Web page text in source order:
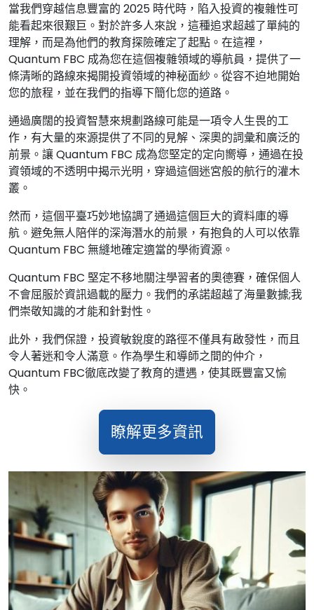
當我們穿越信息豐富的 2025 時代時，陷入投資的複雜性可
能看起來很艱巨。對於許多人來說，這種追求超越了單純的
理解，而是為他們的教育探險確定了起點。在這裡，
Quantum FBC 成為您在這個複雜領域的導航員，提供了一
條清晰的路線來揭開投資領域的神秘面紗。從容不迫地開始
您的旅程，並在我們的指導下簡化您的道路。
通過廣闊的投資智慧來規劃路線可能是一項令人生畏的工
作，有大量的來源提供了不同的見解、深奧的詞彙和廣泛的
前景。讓 Quantum FBC 成為您堅定的定向嚮導，通過在投
資領域的不透明中揭示光明，穿過這個迷宮般的航行的灌木
叢。
然而，這個平臺巧妙地協調了通過這個巨大的資料庫的導
航。避免無人陪伴的深海潛水的前景，有抱負的人可以依靠
Quantum FBC 無縫地確定適當的學術資源。
Quantum FBC 堅定不移地關注學習者的奧德賽，確保個人
不會屈服於資訊過載的壓力。我們的承諾超越了海量數據;我
們崇敬知識的才能和針對性。
此外，我們保證，投資敏銳度的路徑不僅具有啟發性，而且
令人著迷和令人滿意。作為學生和導師之間的仲介，
Quantum FBC徹底改變了教育的遭遇，使其既豐富又愉
快。
瞭解更多資訊